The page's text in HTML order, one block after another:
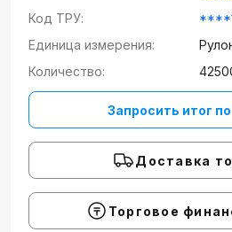
Код ТРУ:
Единица измерения:
Количество:
Запросить итог
Доставка
Торговое